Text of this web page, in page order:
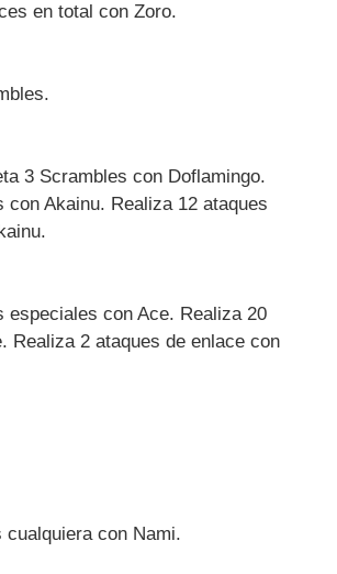
en total con Zoro.
3 Scrambles con Doflamingo.
con Akainu. Realiza 12 ataques
especiales con Ace. Realiza 20
Realiza 2 ataques de enlace con
cualquiera con Nami.